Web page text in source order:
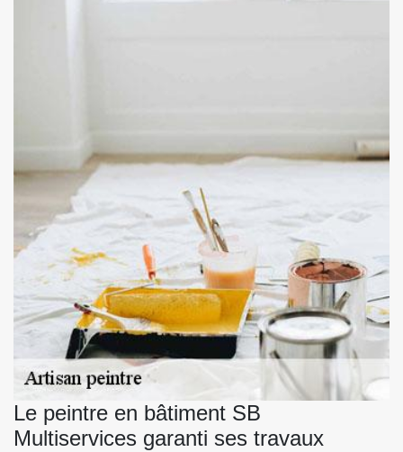
Le peintre en bâtiment SB
Multiservices garanti ses travaux